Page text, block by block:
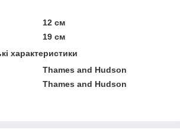
12 см
19 см
характеристики
Thames and Hudson
Thames and Hudson